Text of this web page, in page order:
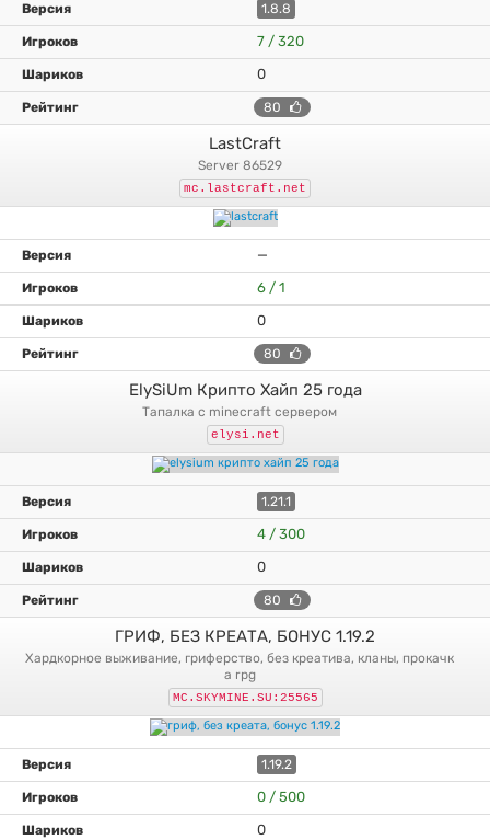
1.8.8
7 / 320
0
80
LastCraft
server 86529
mc.lastcraft.net
—
6 / 1
0
80
ElySiUm Крипто Хайп 25 года
тапалка с minecraft сервером
elysi.net
1.21.1
4 / 300
0
80
ГРИФ, БЕЗ КРЕАТА, БОНУС 1.19.2
хардкорное выживание, гриферство, без креатива, кланы, прокачк
а rpg
MC.SKYMINE.SU:25565
1.19.2
0 / 500
0